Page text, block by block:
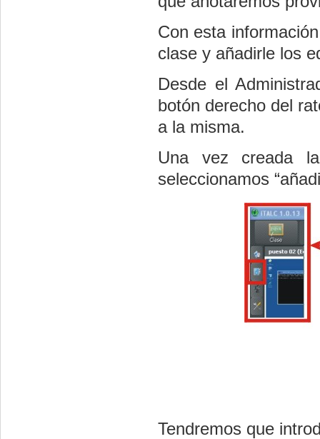
Con esta
clase y añadirle los
Desde el
botón derecho del
a la misma.
Una vez creada
seleccionamos
Tendremos que